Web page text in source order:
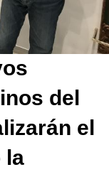
del
el
la